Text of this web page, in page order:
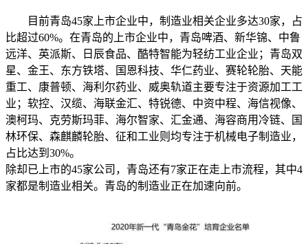
目前青岛45家上市企业中，制造业相关企业多达30家，占
比超过60%。在青岛的上市企业中，青岛啤酒、新华锦、中鲁
远洋、英派斯、日辰食品、酷特智能为轻纺工业企业；青岛双
星、金王、东方铁塔、国恩科技、华仁药业、赛轮轮胎、天能
重工、康普顿、海利尔药业、威奥轨道主要专注于资源加工工
业；软控、汉缆、海联金汇、特锐德、中资中程、海信视像、
澳柯玛、克劳斯玛菲、海尔智家、汇金通、海容商用冷链、国
林环保、森麒麟轮胎、征和工业则均专注于机械电子制造业，
占比达到30%。
除却已上市的45家公司，青岛还有7家正在走上市流程，其中4
家都是制造业相关。青岛的制造业正在加速向前。